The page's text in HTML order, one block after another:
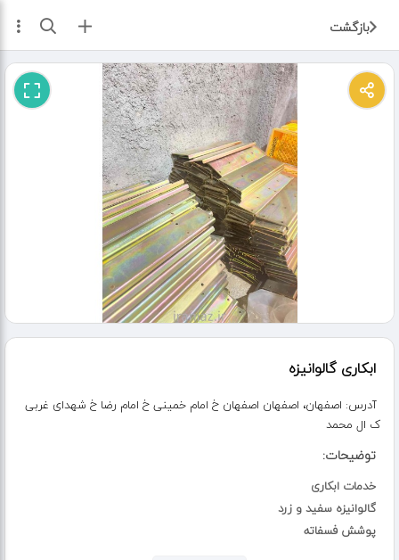
بازگشت ثبت آگهی
ابکاری گالوانیزه
آدرس: اصفهان، اصفهان اصفهان خ امام خمینی خ امام رضا خ شهدای غربی
ک ال محمد
توضیحات:
خدمات ابکاری
گالوانیزه سفید و زرد
پوشش فسفاته